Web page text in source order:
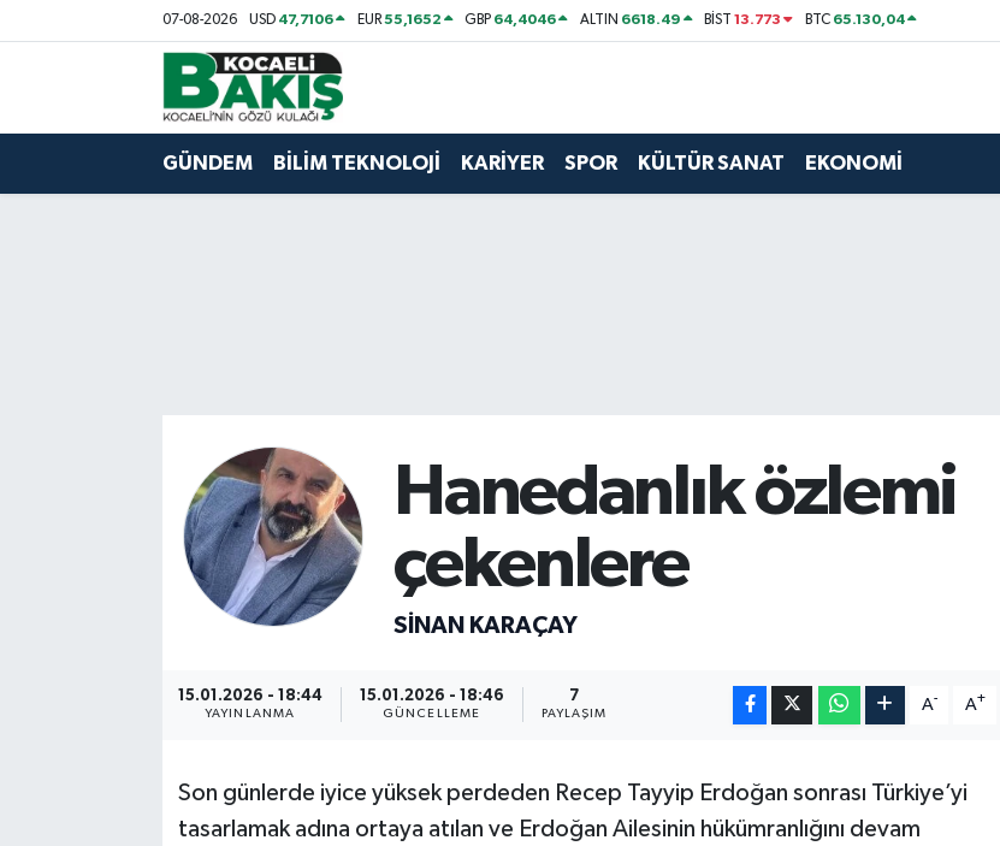
07-08-2026 USD 47,7106 EUR55,1652 GBP 64,4046 ALTIN 6618.49 BİST13.773 BTC 65.130,04
GÜNDEM BİLİM TEKNOLOJİ KARİYER SPOR KÜLTÜR SANAT EKONOMİ
Hanedanlık özlemi
çekenlere
SİNAN KARAÇAY
15.01.2026 - 18:44
YAYINLANMA
15.01.2026 - 18:46
GÜNCELLEME
7
PAYLAŞIM
A- A+
Son günlerde iyice yüksek perdeden Recep Tayyip Erdoğan sonrası Türkiye’yi
tasarlamak adına ortaya atılan ve Erdoğan Ailesinin hükümranlığını devam
Kocaeli Nöbetçi Eczaneler
Kocaeli Hava Durumu